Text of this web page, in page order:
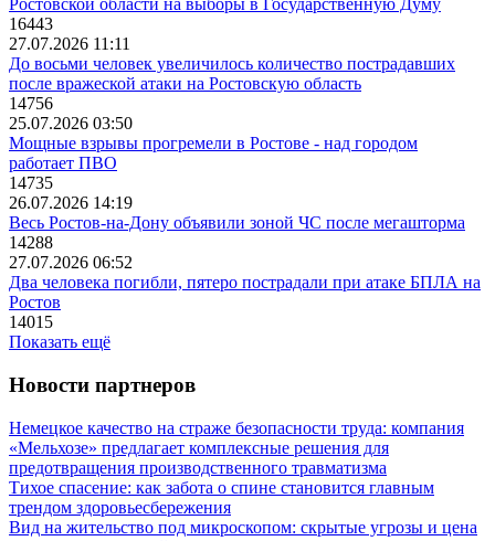
Ростовской области на выборы в Государственную Думу
16443
27.07.2026 11:11
До восьми человек увеличилось количество пострадавших
после вражеской атаки на Ростовскую область
14756
25.07.2026 03:50
Мощные взрывы прогремели в Ростове - над городом
работает ПВО
14735
26.07.2026 14:19
Весь Ростов-на-Дону объявили зоной ЧС после мегашторма
14288
27.07.2026 06:52
Два человека погибли, пятеро пострадали при атаке БПЛА на
Ростов
14015
Показать ещё
Новости партнеров
Немецкое качество на страже безопасности труда: компания
«Мельхозе» предлагает комплексные решения для
предотвращения производственного травматизма
Тихое спасение: как забота о спине становится главным
трендом здоровьесбережения
Вид на жительство под микроскопом: скрытые угрозы и цена